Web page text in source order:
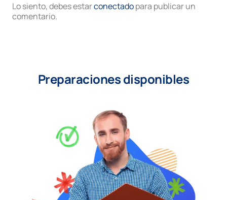
Lo siento, debes estarconectadopara publicar un
comentario.
Preparaciones disponibles